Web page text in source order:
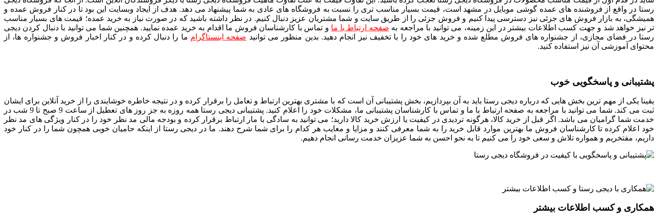
رستا در واقع از فروشنده های عمده گوشی موبایل در مشهد است، قیمت بسیار مناسب تری را نسبت به فروشگاه های عادی به شما پیشنهاد می دهد. هدف از ایجاد وبسایت این بود تا در کنار فروش عمده و
همیشگی، به بازار فروش های جزئی نیز دسترسی پیدا کنیم و فروش جزئی را از طریق سایت و شما مشتریان عزیز دنبال کنیم. در نظر داشته باشید که در صورت نیاز به خرید عمده؛ قیمت های بسیار مناسب
تر نیز خواهد شد و جهت کسب اطلاعات بیشتر در این زمینه، می توانید با مراجعه به صفحه ارتباط با ما و تماس با کارشناسان فروش ما اقدام به خرید عمده نمایید. همچنین شما می توانید با دنبال کردن دیجی
رستا در فضای مجازی، از جشنواره های فروش مطلع شده و خرید های خود را با تخفیف نیز انجام دهید. بدین منظور می توانید صفحه اینستاگرام ما را دنبال کرده و در کنار اخبار فروش و جشنواره ها، از
محتوای آموزشی آن نیز استفاده کنید.
پشتیبانی و پاسخگویی خوب
یقینا یکی از مهم ترین بخش هایی که درباره دیجی رستا باید به آن بپردازیم، بخش پشتیبانی آن است که با مشتری بهترین ارتباط و تعامل را برقرار کرده و در نتیجه خاطره خوشایندی را از خرید آنلاین برای ایشان
ثبت می کند. شما می توانید با مراجعه به صفحه ارتباط با ما و تماس با کارشناسان پشتیبانی ما، مشکلات خود را اعلام کنید. پشتیبانی دیجی رستا همه روزه به جز روز های تعطیل از ساعت 9 صبح تا 9 شب در
خدمت شما گرامیان می باشد. اگر قبل از خرید کالا، هرگونه تردیدی در کیفیت یا ارزش خرید کالا دارید؛ می توانید به سادگی با مار ارتباط برقرار کرده و بودجه مالی مد نظر خود را در کنار ویژگی های مد نظر
خود اعلام کرده تا کارشناسان فروش ما بهترین موارد قابل خرید را به شما معرفی کنند و مزایا و معایب هر کدام را برای شما شرح دهند. ما در دیجی رستا از اینکه حامیان خوبی همچون شما را در کنار خود
داریم، مفتخریم و همواره تلاش و سعی خود را می کنیم تا به نحو احسن به شما عزیزان خدمت رسانی انجام دهیم.
همکاری و کسب اطلاعات بیشتر